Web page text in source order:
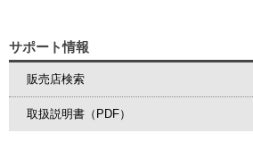
サポート情報
販売店検索
取扱説明書（PDF）